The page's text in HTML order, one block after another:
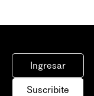
Ingresar
Suscribite